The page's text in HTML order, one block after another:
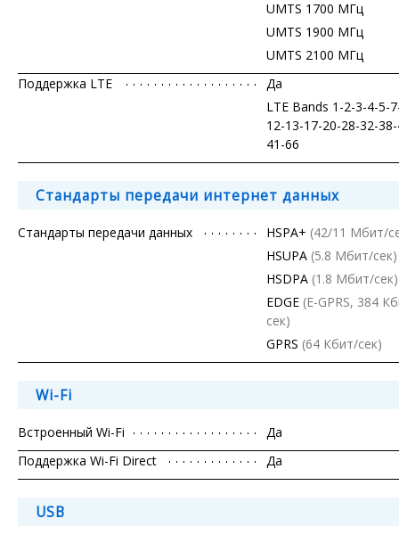
UMTS 1700 МГц
UMTS 1900 МГц
UMTS 2100 МГц
Поддержка LTE
Да
LTE Bands 1-2-3-4-5-
12-13-17-20-28-32-
41-66
Стандарты передачи интернет данных
Стандарты передачи данных HSPA+ (42/11 Мбит/
HSUPA (5.8 Мбит/сек)
HSDPA (1.8 Мбит/сек)
EDGE (E-GPRS, 384
сек)
GPRS (64 Кбит/сек)
Wi-Fi
Встроенный Wi-Fi
Да
Поддержка Wi-Fi Direct
Да
USB